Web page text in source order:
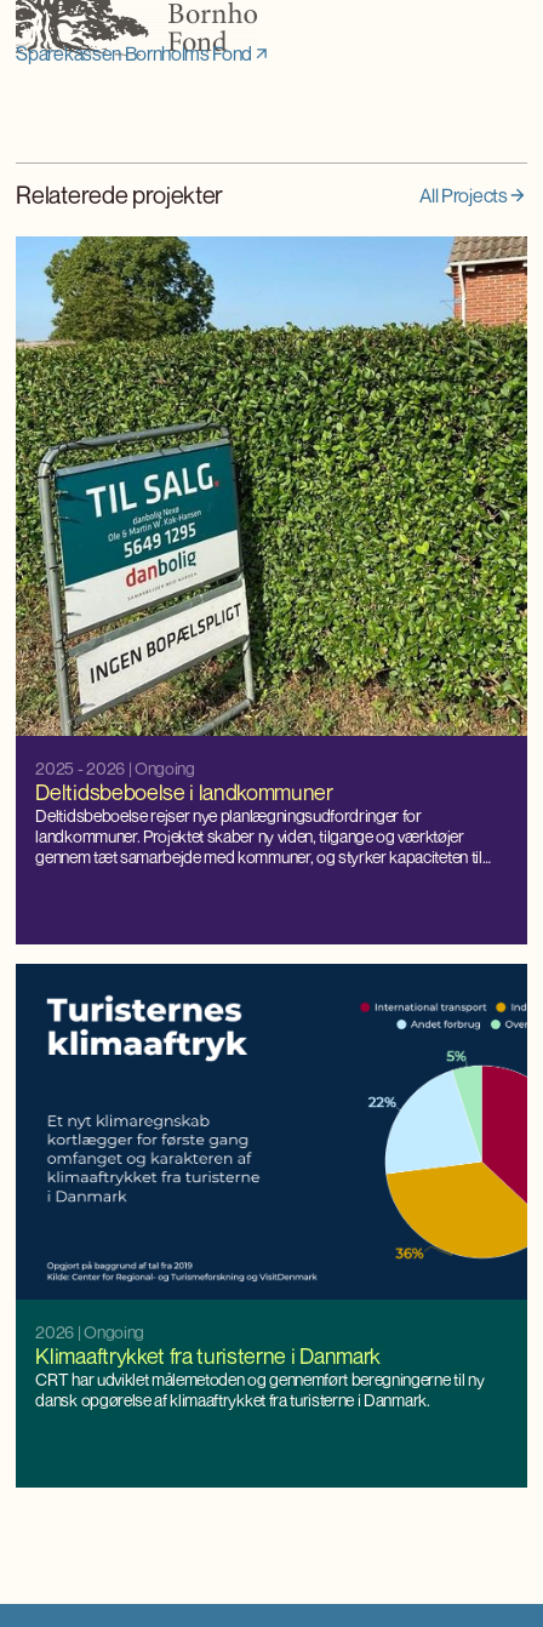
Sparekassen Bornholms Fond
Relaterede projekter All Projects
2025 - 2026| Ongoing
Deltidsbeboelse i landkommuner
Deltidsbeboelse rejser nye planlægningsudfordringer for
landkommuner. Projektet skaber ny viden, tilgange og værktøjer
gennem tæt samarbejde med kommuner, og styrker kapaciteten til
2026 | Ongoing
Klimaaftrykket fra turisterne i Danmark
CRT har udviklet målemetoden og gennemført beregningerne til ny
dansk opgørelse af klimaaftrykket fra turisterne i Danmark.